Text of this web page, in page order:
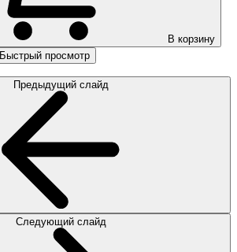
В корзину
Быстрый просмотр
Предыдущий слайд
Следующий слайд